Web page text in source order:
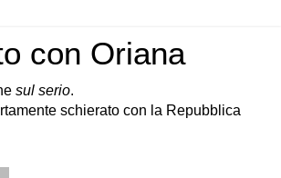
con Oriana
sul serio.
schierato con la Repubblica